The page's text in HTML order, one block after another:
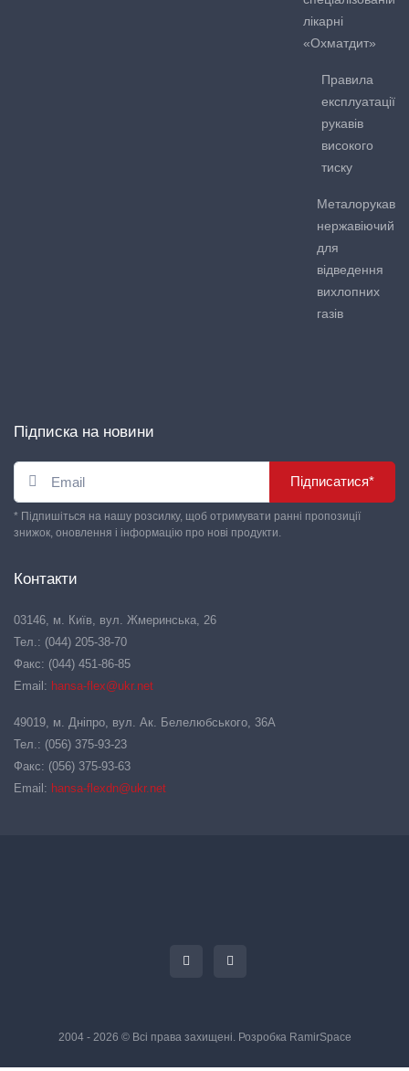
лікарні
«Охматдит»
Правила
експлуатації
рукавів
високого
тиску
Металорукав
нержавіючий
для
відведення
вихлопних
газів
Підписка на новини
Підписатися*
* Підпишіться на нашу розсилку, щоб отримувати ранні пропозиції
знижок, оновлення і інформацію про нові продукти.
Контакти
03146, м. Київ, вул. Жмеринська, 26
Тел.: (044) 205-38-70
Факс: (044) 451-86-85
Email: hansa-flex@ukr.net
49019, м. Дніпро, вул. Ак. Белелюбського, 36А
Тел.: (056) 375-93-23
Факс: (056) 375-93-63
Email: hansa-flexdn@ukr.net
2004 - 2026 © Всі права захищені. Розробка RamirSpace